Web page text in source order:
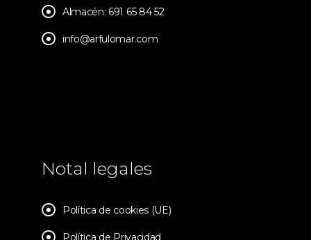
Almacén: 691 65 84 52
info@arfulomar.com
Notal legales
Política de cookies (UE)
Política de Privacidad